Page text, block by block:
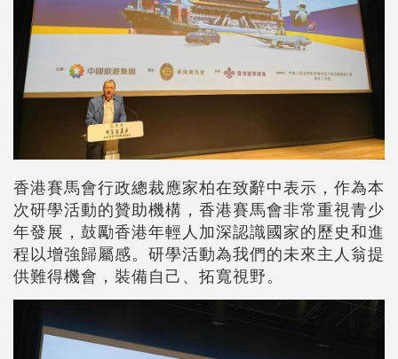
香港賽馬會行政總裁應家柏在致辭中表示，作為本
次研學活動的贊助機構，香港賽馬會非常重視青少
年發展，鼓勵香港年輕人加深認識國家的歷史和進
程以增強歸屬感。研學活動為我們的未來主人翁提
供難得機會，裝備自己、拓寬視野。